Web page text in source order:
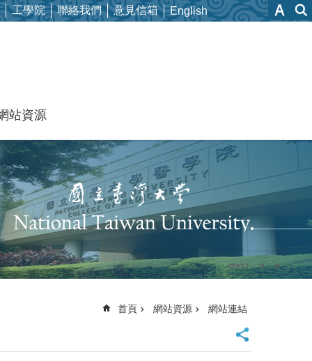
工學院 聯絡我們 意見信箱 English
站資源
首頁 網站資源 網站連結